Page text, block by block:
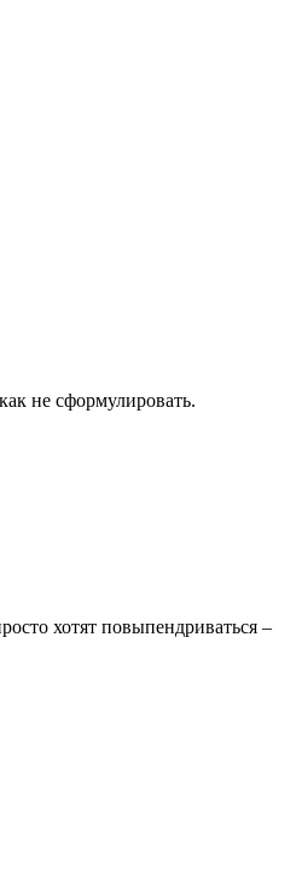
не сформулировать.
хотят повыпендриваться –